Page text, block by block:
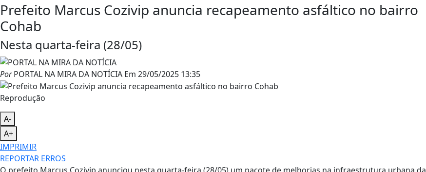
Prefeito Marcus Cozivip anuncia recapeamento asfáltico no bairro
Cohab
Nesta quarta-feira (28/05)
PorPORTAL NA MIRA DA NOTÍCIA Em 29/05/2025 13:35
Reprodução
A-
A+
IMPRIMIR
REPORTAR ERROS